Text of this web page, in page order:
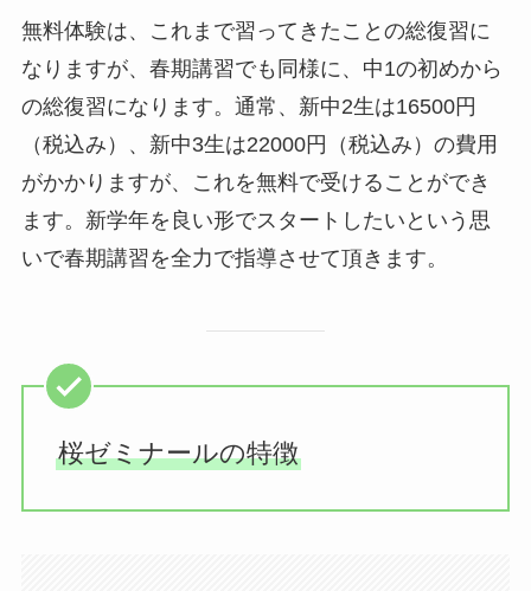
無料体験は、これまで習ってきたことの総復習に
なりますが、春期講習でも同様に、中1の初めから
の総復習になります。通常、新中2生は16500円
（税込み）、新中3生は22000円（税込み）の費用
がかかりますが、これを無料で受けることができ
ます。新学年を良い形でスタートしたいという思
いで春期講習を全力で指導させて頂きます。
桜ゼミナールの特徴